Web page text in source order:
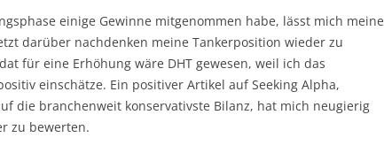
einige Gewinne mitgenommen habe, lässt mich meine
darüber nachdenken meine Tankerposition wieder zu
für eine Erhöhung wäre DHT gewesen, weil ich das
einschätze. Ein positiver Artikel auf Seeking Alpha,
die branchenweit konservativste Bilanz, hat mich neugierig
zu bewerten.